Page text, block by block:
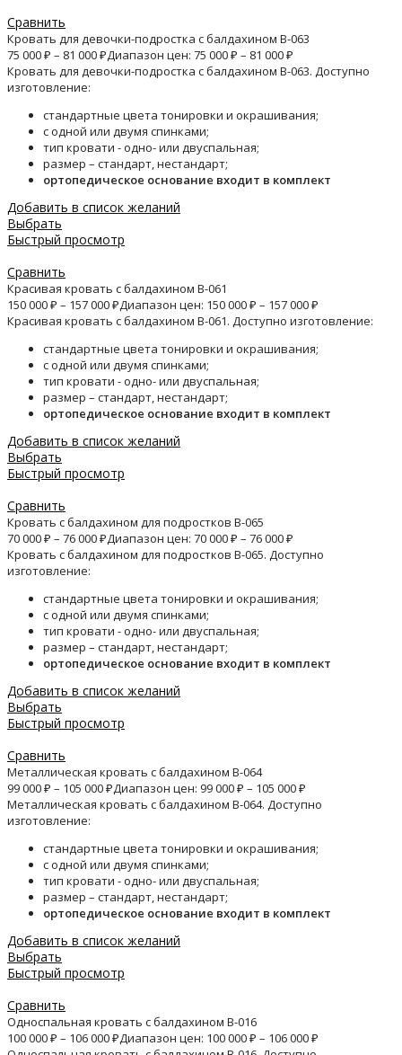
Сравнить
Кровать для девочки-подростка с балдахином B-063
75 000₽ – 81 000₽Диапазон цен: 75 000 ₽ – 81 000 ₽
Кровать для девочки-подростка с балдахином B-063. Доступно
изготовление:
стандартные цвета тонировки и окрашивания;
с одной или двумя спинками;
тип кровати - одно- или двуспальная;
размер – стандарт, нестандарт;
ортопедическое основание входит в комплект
Добавить в список желаний
Выбрать
Быстрый просмотр
Сравнить
Красивая кровать с балдахином B-061
150 000₽ – 157 000₽Диапазон цен: 150 000 ₽ – 157 000 ₽
Красивая кровать с балдахином B-061. Доступно изготовление:
стандартные цвета тонировки и окрашивания;
с одной или двумя спинками;
тип кровати - одно- или двуспальная;
размер – стандарт, нестандарт;
ортопедическое основание входит в комплект
Добавить в список желаний
Выбрать
Быстрый просмотр
Сравнить
Кровать с балдахином для подростков B-065
70 000₽ – 76 000₽Диапазон цен: 70 000 ₽ – 76 000 ₽
Кровать с балдахином для подростков B-065. Доступно
изготовление:
стандартные цвета тонировки и окрашивания;
с одной или двумя спинками;
тип кровати - одно- или двуспальная;
размер – стандарт, нестандарт;
ортопедическое основание входит в комплект
Добавить в список желаний
Выбрать
Быстрый просмотр
Сравнить
Металлическая кровать с балдахином B-064
99 000₽ – 105 000₽Диапазон цен: 99 000 ₽ – 105 000 ₽
Металлическая кровать с балдахином B-064. Доступно
изготовление:
стандартные цвета тонировки и окрашивания;
с одной или двумя спинками;
тип кровати - одно- или двуспальная;
размер – стандарт, нестандарт;
ортопедическое основание входит в комплект
Добавить в список желаний
Выбрать
Быстрый просмотр
Сравнить
Односпальная кровать с балдахином B-016
100 000₽ – 106 000₽Диапазон цен: 100 000 ₽ – 106 000 ₽